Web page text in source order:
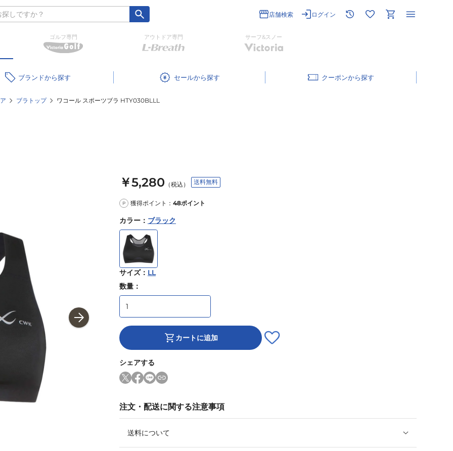
店舗検索 ログイン
ゴルフ専門 アウトドア専門 サーフ&スノー
ブランド セール クーポン
ブラトップ ワコール スポーツブラ HTY030BLLL
￥5,280 （税込） 送料無料
P 獲得ポイント： 48ポイント
カラー ： ブラック
サイズ： LL
数量：
カートに追加
シェアする
注文・配送に関する注意事項
送料について